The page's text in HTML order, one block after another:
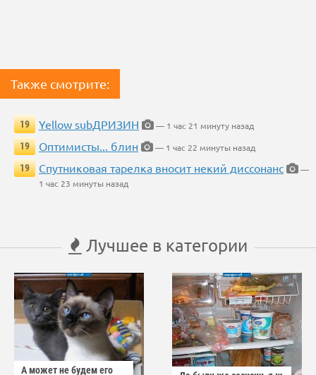
Также смотрите:
19 Yellow subДРИЗИН
— 1 час 21 минуту назад
19
Оптимисты... блин
— 1 час 22 минуты назад
19
Спутниковая тарелка вносит некий диссонанс
—
1 час 23 минуты назад
Лучшее в категории
А может не будем его